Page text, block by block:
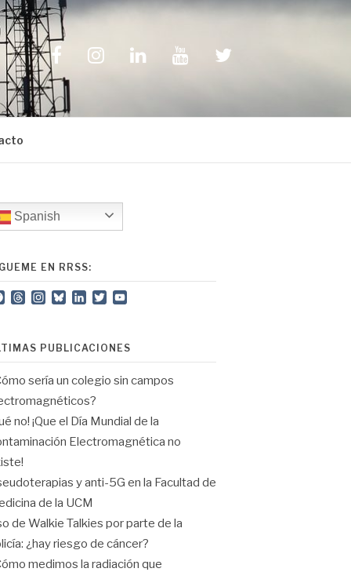
FacebookInstagramLinkedIn YouTube
Spanish
EN RRSS:
Facebook
ThreadsInstagram
BlueskyLinkedIn
Twitter
PUBLICACIONES
sería un colegio sin campos
no! ¡Que el Día Mundial de la
Electromagnética no
y anti-5G en la Facultad de
de la UCM
de Walkie Talkies por parte de la
¿hay riesgo de cáncer?
medimos la radiación que